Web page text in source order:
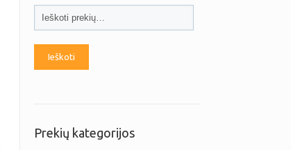
Ieškoti
Prekių kategorijos